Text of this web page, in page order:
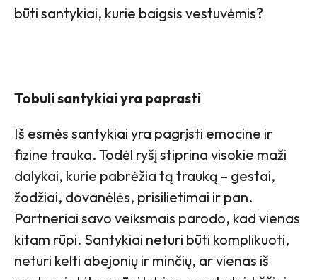
būti santykiai, kurie baigsis vestuvėmis?
Tobuli santykiai yra paprasti
Iš esmės santykiai yra pagrįsti emocine ir
fizine trauka. Todėl ryšį stiprina visokie maži
dalykai, kurie pabrėžia tą trauką – gestai,
žodžiai, dovanėlės, prisilietimai ir pan.
Partneriai savo veiksmais parodo, kad vienas
kitam rūpi. Santykiai neturi būti komplikuoti,
neturi kelti abejonių ir minčių, ar vienas iš